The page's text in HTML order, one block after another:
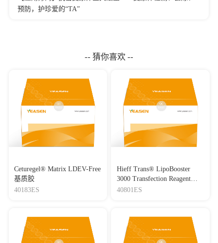
预防，护珍爱的“TA”
-- 猜你喜欢 --
Ceturegel® Matrix LDEV-Free
基质胶
40183ES
Hieff Trans® LipoBooster
3000 Transfection Reagent
Lipo3000转染试剂
40801ES